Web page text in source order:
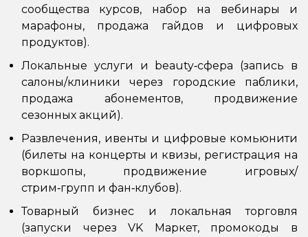
сообщества курсов, набор на вебинары и
марафоны, продажа гайдов и цифровых
продуктов).
Локальные услуги и beauty‑сфера (запись в
салоны/клиники через городские паблики,
продажа абонементов, продвижение
сезонных акций).
Развлечения, ивенты и цифровые комьюнити
(билеты на концерты и квизы, регистрация на
воркшопы, продвижение игровых/
стрим‑групп и фан‑клубов).
Товарный бизнес и локальная торговля
(запуски через VK Маркет, промокоды в